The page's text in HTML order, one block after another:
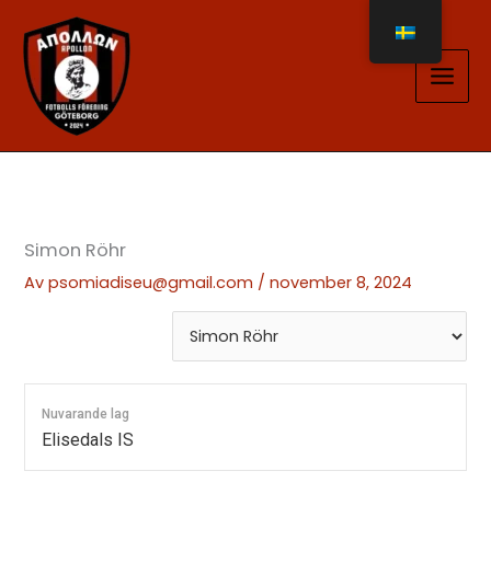
innehåll
Simon Röhr
Avpsomiadiseu@gmail.com /november 8, 2024
Nuvarande lag
Elisedals IS